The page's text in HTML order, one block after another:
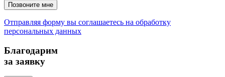
Позвоните мне
Отправляя форму вы соглашаетесь на обработку
персональных данных
Благодарим
за заявку